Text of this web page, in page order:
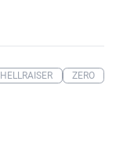
HELLRAISER ZERO